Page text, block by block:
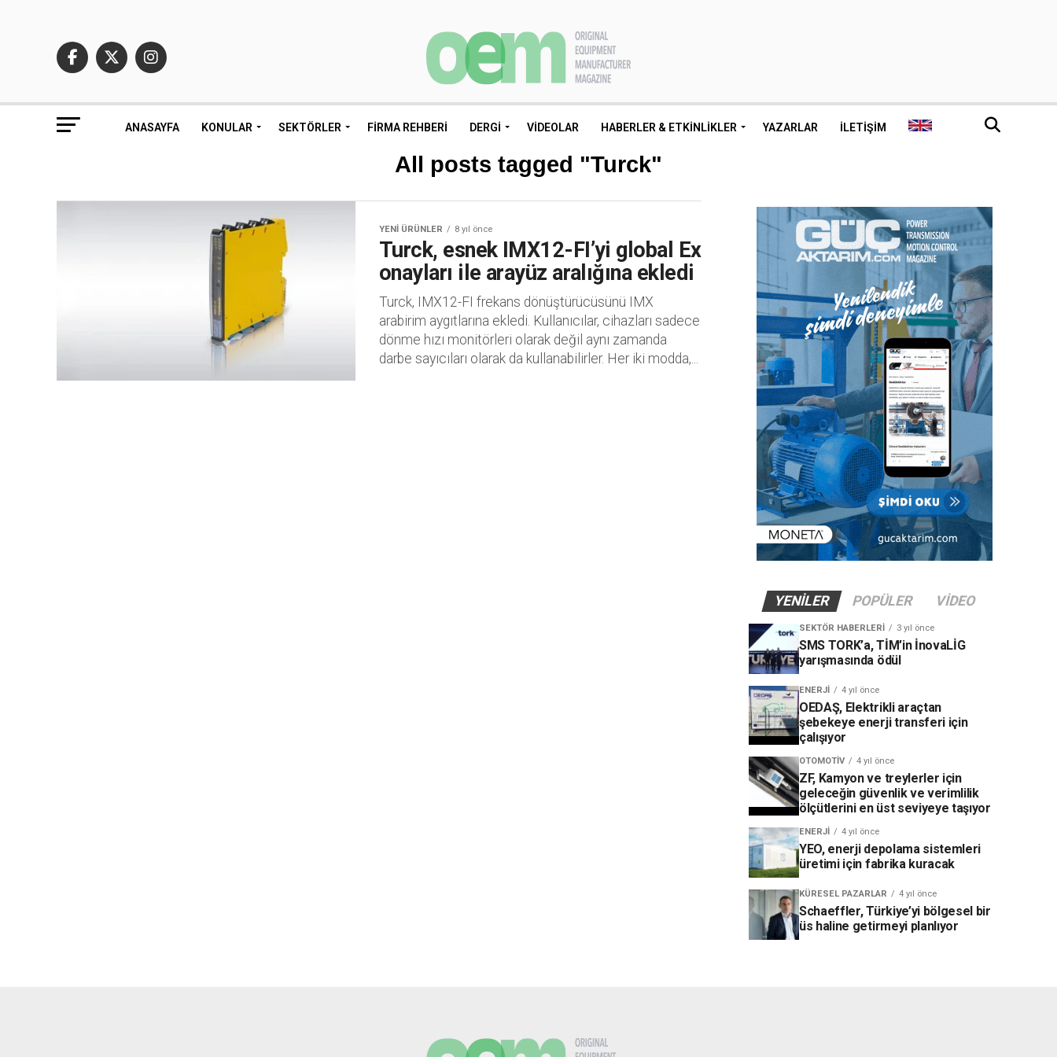
ANASAYFA KONULAR SEKTÖRLER FIRMA REHBERI DERGI VIDEOLAR HABERLER & ETKINLIKLER YAZARLAR İLETIŞIM
All posts tagged "Turck"
YENI ÜRÜNLER 8 yıl önce
Turck, esnek IMX12-FI’yi global Ex
onayları ile arayüz aralığına ekledi
Turck, IMX12-FI frekans dönüştürücüsünü IMX
arabirim aygıtlarına ekledi. Kullanıcılar, cihazları sadece
dönme hızı monitörleri olarak değil aynı zamanda
darbe sayıcıları olarak da kullanabilirler. Her iki modda,...
YENILER POPÜLER VIDEO
SEKTÖR HABERLERI 3 yıl önce
SMS TORK’a, TİM’in İnovaLİG
yarışmasında ödül
ENERJI 4 yıl önce
OEDAŞ, Elektrikli araçtan
şebekeye enerji transferi için
çalışıyor
OTOMOTIV 4 yıl önce
ZF, Kamyon ve treylerler için
geleceğin güvenlik ve verimlilik
ölçütlerini en üst seviyeye taşıyor
ENERJI 4 yıl önce
YEO, enerji depolama sistemleri
üretimi için fabrika kuracak
KÜRESEL PAZARLAR 4 yıl önce
Schaeffler, Türkiye’yi bölgesel bir
üs haline getirmeyi planlıyor